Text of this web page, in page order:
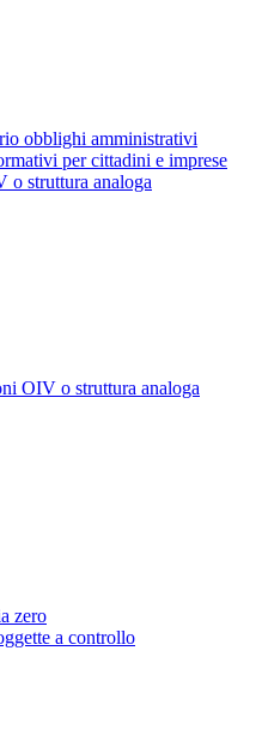
obblighi amministrativi
per cittadini e imprese
o struttura analoga
OIV o struttura analoga
zero
a controllo